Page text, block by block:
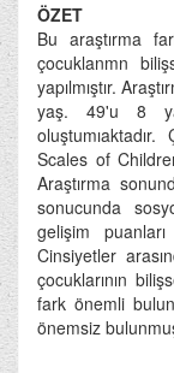
ÖZET
Bu araştırma
çocuklanmn
yapılmıştır.
yaş. 49'u 8
Scales of
Araştırma
sonucunda
gelişim
Cinsiyetler
çocuklarının
fark önemli
önemsiz